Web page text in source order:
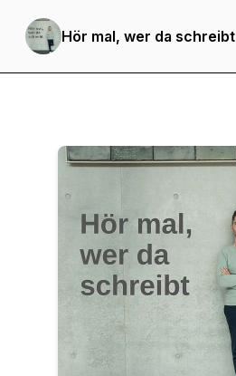
Hör mal, wer da schreibt